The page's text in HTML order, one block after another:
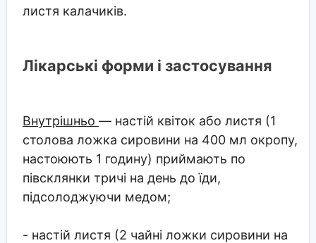
листя калачиків.
Лікарські форми і застосування
Внутрішньо — настій квіток або листя (1
столова ложка сировини на 400 мл окропу,
настоюють 1 годину) приймають по
півсклянки тричі на день до їди,
підсолоджуючи медом;
- настій листя (2 чайні ложки сировини на